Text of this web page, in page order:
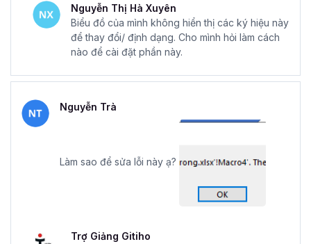
Nguyễn Thị Hà Xuyên
Biểu đồ của mình không hiển thị các ký hiệu này
để thay đổi/ định dạng. Cho mình hỏi làm cách
nào để cài đặt phần này.
Nguyễn Trà
Làm sao để sửa lỗi này ạ?
Trợ Giảng Gitiho